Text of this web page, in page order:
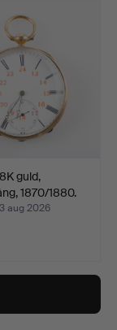
guld,
1870/1880.
aug 2026